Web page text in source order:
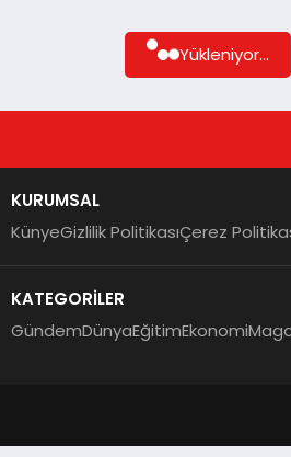
Yükleniyor...
KURUMSAL
KünyeGizlilik PolitikasıÇerez
KATEGORİLER
GündemDünyaEğitimEkonomi